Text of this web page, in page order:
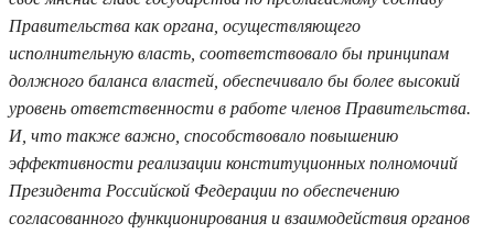
Правительства как органа, осуществляющего
исполнительную власть, соответствовало бы принципам
должного баланса властей, обеспечивало бы более высокий
уровень ответственности в работе членов Правительства.
И, что также важно, способствовало повышению
эффективности реализации конституционных полномочий
Президента Российской Федерации по обеспечению
согласованного функционирования и взаимодействия органов